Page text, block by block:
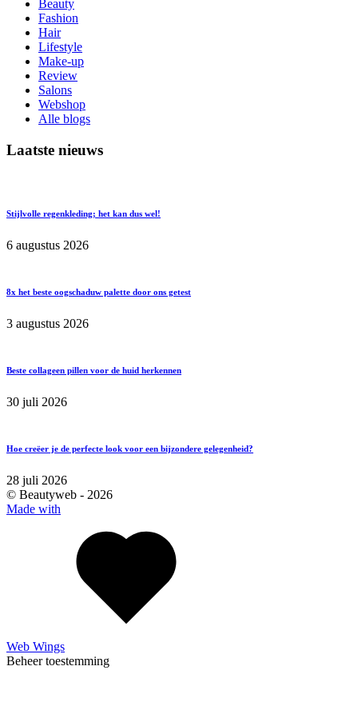
Beauty
Fashion
Hair
Lifestyle
Make-up
Review
Salons
Webshop
Alle blogs
Laatste nieuws
Stijlvolle regenkleding; het kan dus wel!
6 augustus 2026
8x het beste oogschaduw palette door ons getest
3 augustus 2026
Beste collageen pillen voor de huid herkennen
30 juli 2026
Hoe creëer je de perfecte look voor een bijzondere gelegenheid?
28 juli 2026
© Beautyweb - 2026
Made with
Web Wings
Beheer toestemming